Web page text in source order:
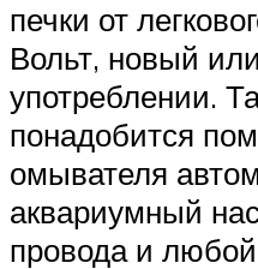
печки от
Вольт, новый
употреблении.
понадобится
омывателя
аквариумный
провода и